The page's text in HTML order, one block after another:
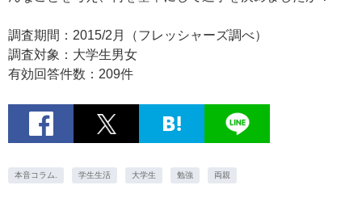
調査期間：2015/2月（フレッシャーズ調べ）
調査対象：大学生男女
有効回答件数：209件
本音コラム. 学生生活 大学生 勉強 両親